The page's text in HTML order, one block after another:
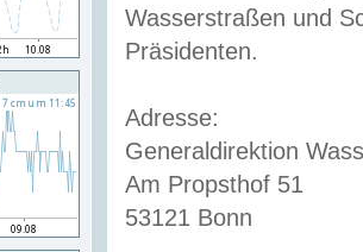
Wasserstraßen und
Präsidenten.
Adresse:
Generaldirektion
Am Propsthof 51
53121 Bonn